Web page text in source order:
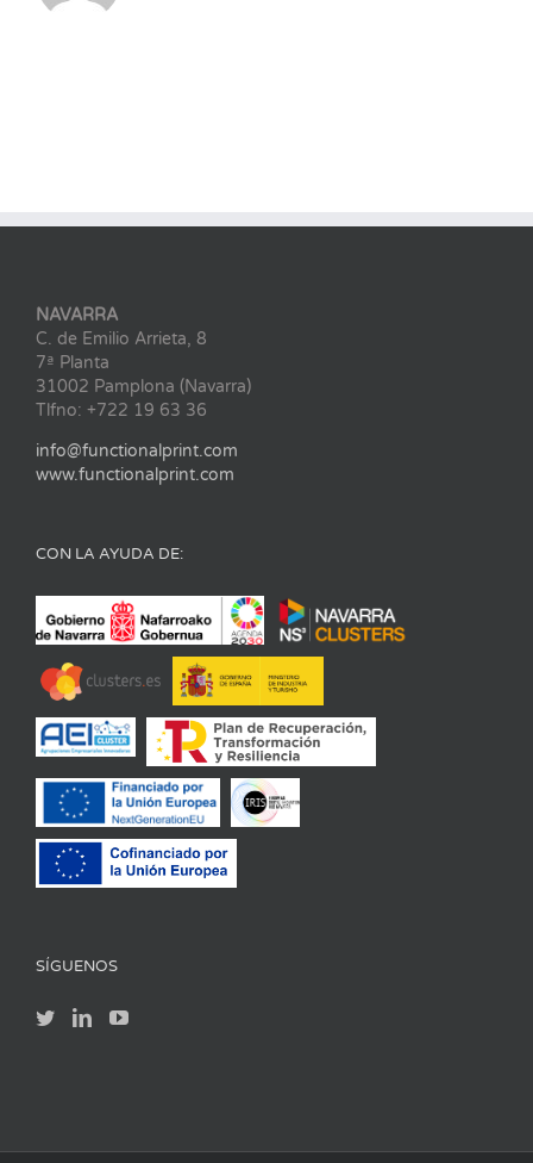
NAVARRA
C. de Emilio Arrieta, 8
7ª Planta
31002 Pamplona (Navarra)
Tlfno: +722 19 63 36
info@functionalprint.com
www.functionalprint.com
CON LA AYUDA DE:
SÍGUENOS